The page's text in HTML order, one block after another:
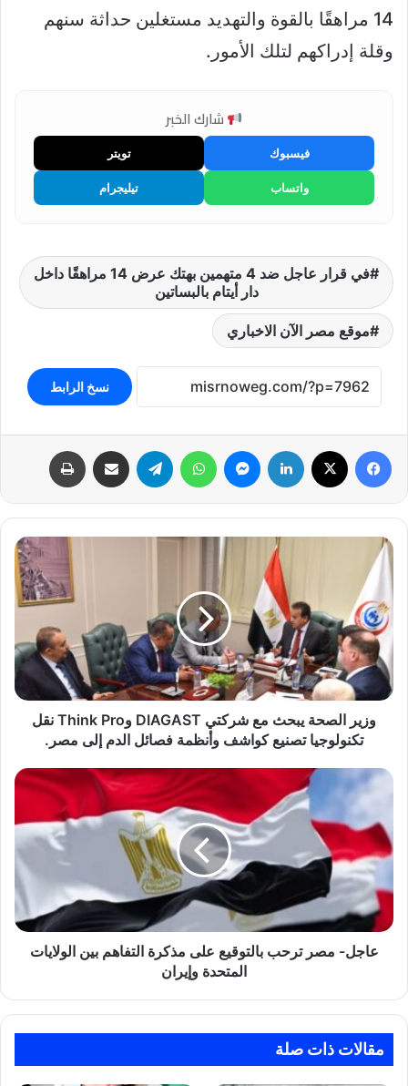
14 مراهقًا بالقوة والتهديد مستغلين حداثة سنهم
وقلة إدراكهم لتلك الأمور.
شارك الخبر
فيسبوك تويتر
واتساب تيليجرام
في قرار عاجل ضد 4 متهمين بهتك عرض 14 مراهقًا داخل
دار أيتام بالبساتين
موقع مصر الآن الاخباري
نسخ الرابط
فيسبوك لينكدإن ماسنجر واتساب تيلقرام مشاركة عبر البريد
وزير
الصحة
يبحث
مع
شركتي
DIAGAST
وThink
Pro
نقل
تكنولوجيا
وأنظمة
فصائل
إلى
مصر.
وزير الصحة يبحث مع شركتي DIAGAST وThink Pro نقل
تكنولوجيا تصنيع كواشف وأنظمة فصائل الدم إلى مصر.
عاجل-
بالتوقيع
على
مذكرة
التفاهم
بين
الولايات
المتحدة
عاجل- مصر ترحب بالتوقيع على مذكرة التفاهم بين الولايات
المتحدة وإيران
مقالات ذات صلة